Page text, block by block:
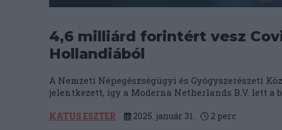
4,6 milliárd forintért vesz
Hollandiából
A Nemzeti Népegészségügyi és Gyógyszerészeti
jelentkezett, így a Moderna Netherlands B.V. lett a
KATUS ESZTER 2025. január 31. 2 perc